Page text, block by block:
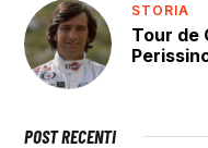
STORIA
Tour de
POST RECENTI